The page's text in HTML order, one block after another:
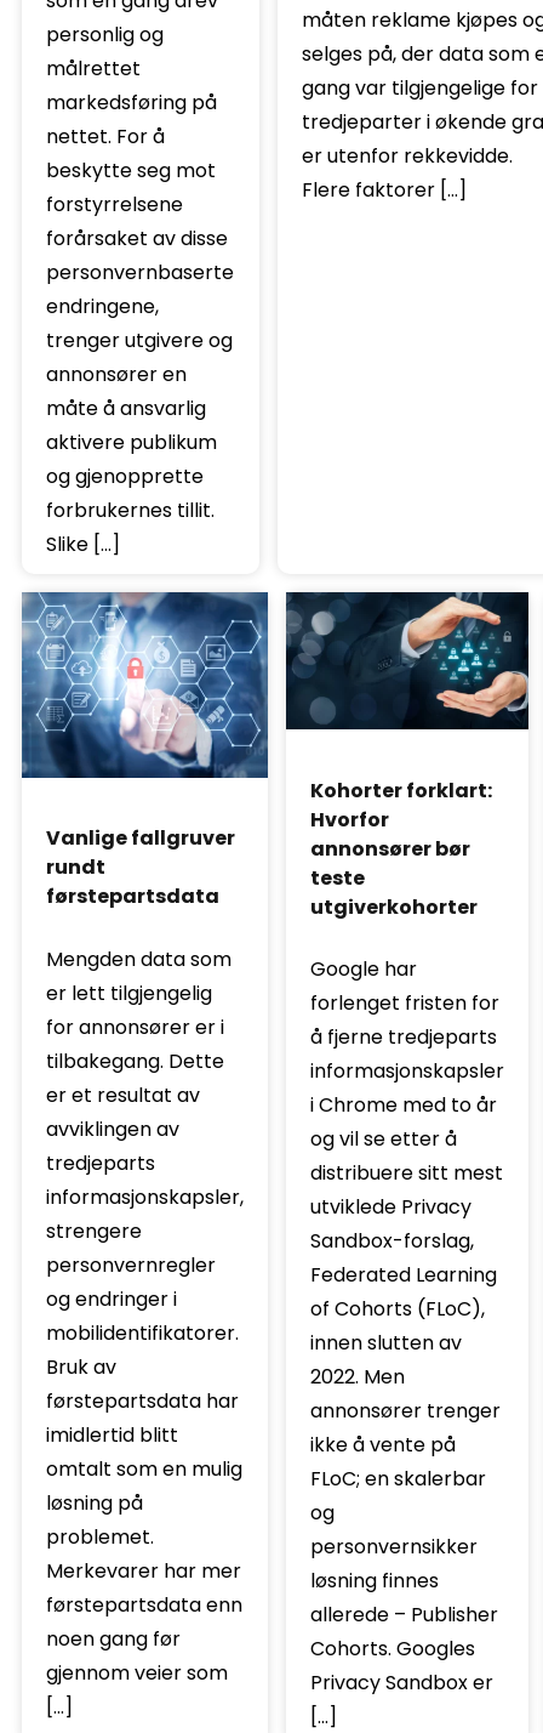
personlig og
målrettet
markedsføring på
nettet. For å
beskytte seg mot
forstyrrelsene
forårsaket av disse
personvernbaserte
endringene,
trenger utgivere og
annonsører en
måte å ansvarlig
aktivere publikum
og gjenopprette
forbrukernes tillit.
Slike […]
måten reklame kjøpes
selges på, der data som
gang var tilgjengelige for
tredjeparter i økende
er utenfor rekkevidde.
Flere faktorer […]
Vanlige fallgruver
rundt
førstepartsdata
Mengden data som
er lett tilgjengelig
for annonsører er i
tilbakegang. Dette
er et resultat av
avviklingen av
tredjeparts
informasjonskapsler,
strengere
personvernregler
og endringer i
mobilidentifikatorer.
Bruk av
førstepartsdata har
imidlertid blitt
omtalt som en mulig
løsning på
problemet.
Merkevarer har mer
førstepartsdata enn
noen gang før
gjennom veier som
[…]
Kohorter forklart:
Hvorfor
annonsører bør
teste
utgiverkohorter
Google har
forlenget fristen for
å fjerne tredjeparts
informasjonskapsler
i Chrome med to år
og vil se etter å
distribuere sitt mest
utviklede Privacy
Sandbox-forslag,
Federated Learning
of Cohorts (FLoC),
innen slutten av
2022. Men
annonsører trenger
ikke å vente på
FLoC; en skalerbar
og
personvernsikker
løsning finnes
allerede – Publisher
Cohorts. Googles
Privacy Sandbox er
[…]